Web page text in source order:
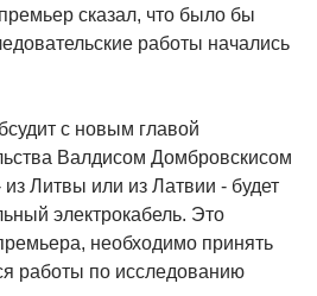
сказал, что было бы
работы начались
с новым главой
Валдисом Домбровскисом
из Литвы или из Латвии - будет
электрокабель. Это
необходимо принять
работы по исследованию